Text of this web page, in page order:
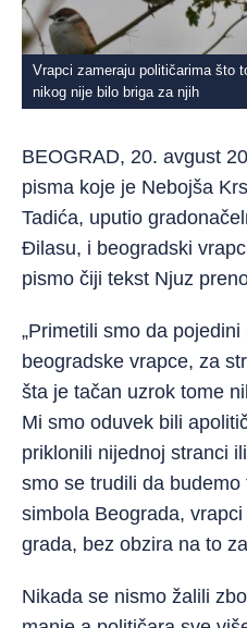
Vrapci zameraju političarima što
nikog nije bilo briga za njih
BEOGRAD, 20. avgust
pisma koje je Nebojša
Tadića, uputio
Đilasu, i beogradski
pismo čiji tekst Njuz
„Primetili smo da
beogradske vrapce, za
šta je tačan uzrok tome
Mi smo oduvek bili
priklonili nijednoj stranci
smo se trudili da
simbola Beograda,
grada, bez obzira na to
Nikada se nismo žalili